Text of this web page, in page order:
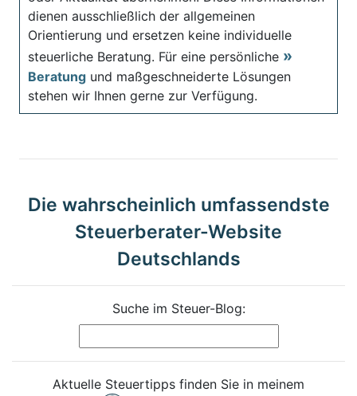
dienen ausschließlich der allgemeinen
Orientierung und ersetzen keine individuelle
steuerliche Beratung. Für eine persönliche
Beratung und maßgeschneiderte Lösungen
stehen wir Ihnen gerne zur Verfügung.
Die wahrscheinlich umfassendste
Steuerberater-Website
Deutschlands
Suche im Steuer-Blog:
Aktuelle Steuertipps finden Sie in meinem